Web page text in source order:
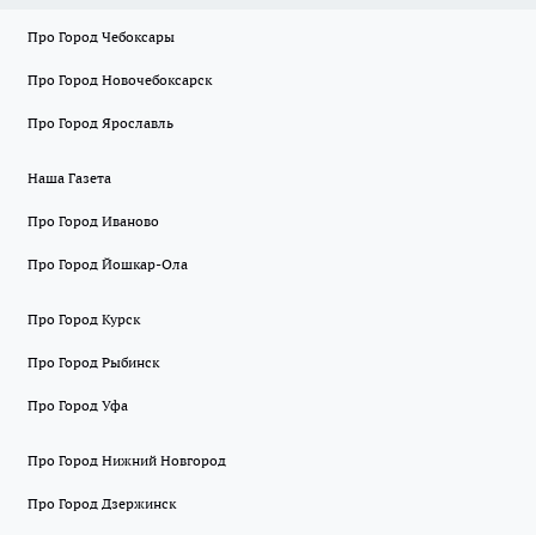
Про Город Чебоксары
Про Город Новочебоксарск
Про Город Ярославль
Наша Газета
Про Город Иваново
Про Город Йошкар-Ола
Про Город Курск
Про Город Рыбинск
Про Город Уфа
Про Город Нижний Новгород
Про Город Дзержинск